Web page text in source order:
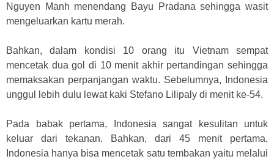
Nguyen Manh menendang Bayu Pradana sehingga wasit
mengeluarkan kartu merah.
Bahkan, dalam kondisi 10 orang itu Vietnam sempat
mencetak dua gol di 10 menit akhir pertandingan sehingga
memaksakan perpanjangan waktu. Sebelumnya, Indonesia
unggul lebih dulu lewat kaki Stefano Lilipaly di menit ke-54.
Pada babak pertama, Indonesia sangat kesulitan untuk
keluar dari tekanan. Bahkan, dari 45 menit pertama,
Indonesia hanya bisa mencetak satu tembakan yaitu melalui